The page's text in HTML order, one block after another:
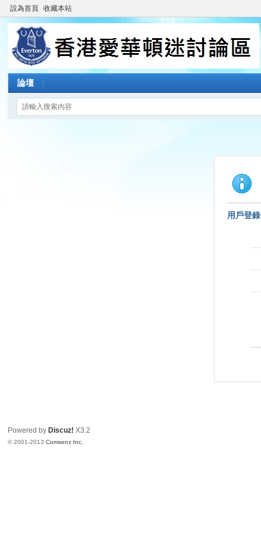
設為首頁 收藏本站
論壇
用戶登錄
Powered by Discuz! X3.2
© 2001-2013Comsenz Inc.